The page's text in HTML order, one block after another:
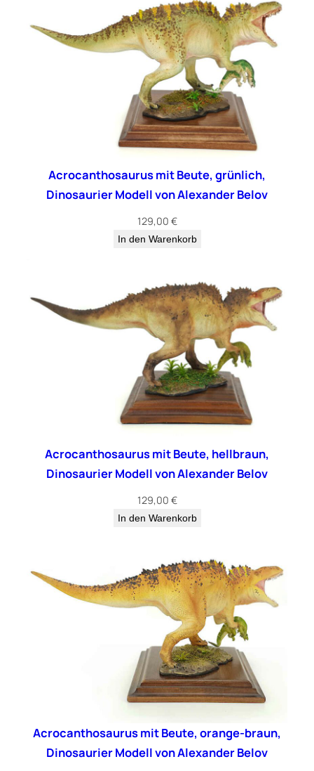
Acrocanthosaurus mit Beute, grünlich,
Dinosaurier Modell von Alexander Belov
129,00 €
In den Warenkorb
Acrocanthosaurus mit Beute, hellbraun,
Dinosaurier Modell von Alexander Belov
129,00 €
In den Warenkorb
Acrocanthosaurus mit Beute, orange-braun,
Dinosaurier Modell von Alexander Belov